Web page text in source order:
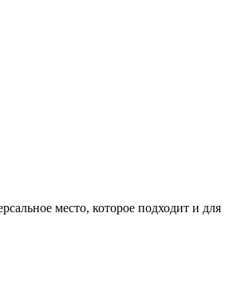
место, которое подходит и для